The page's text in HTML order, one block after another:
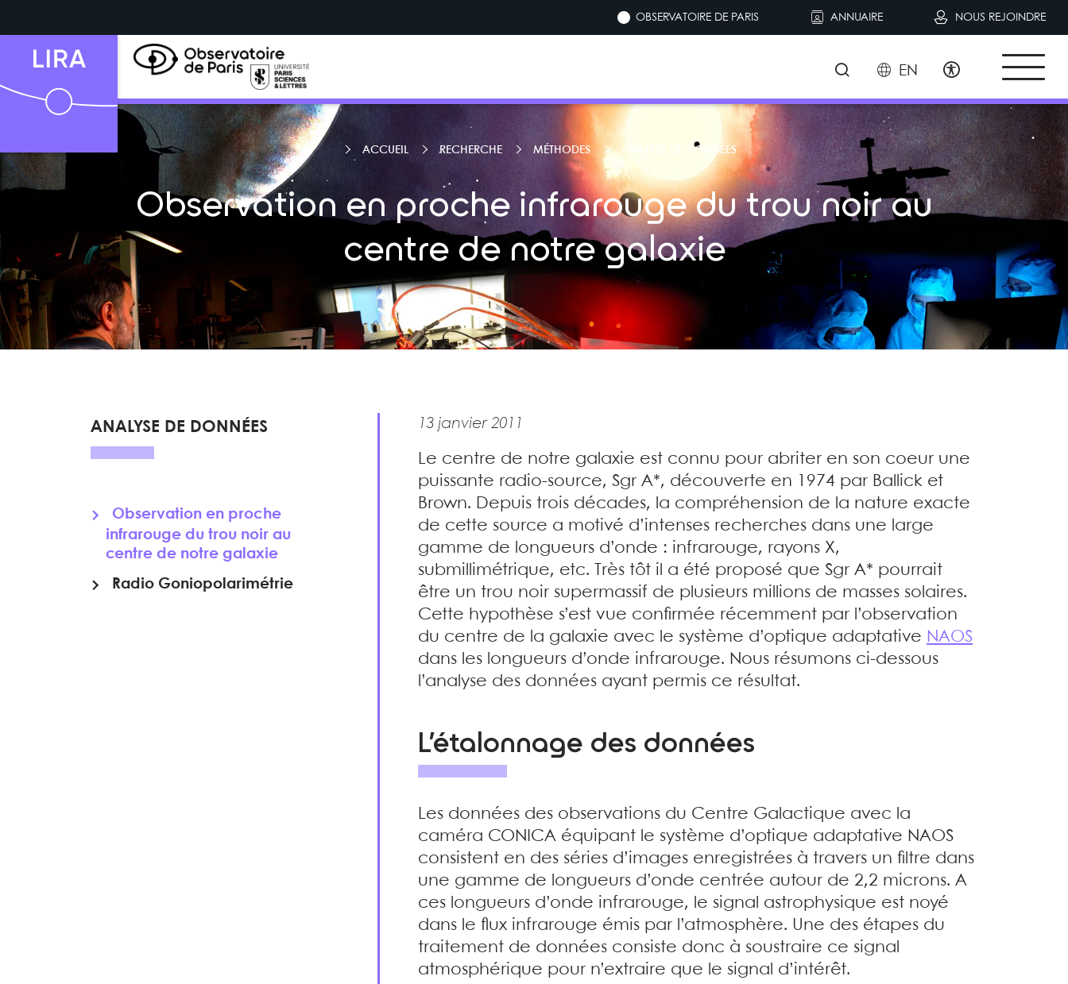
OBSERVATOIRE DE PARIS ANNUAIRE NOUS REJOINDRE
EN
ACCUEIL RECHERCHE MÉTHODES ANALYSE DE DONNÉES
Observation en proche infrarouge du trou noir au
centre de notre galaxie
13 janvier 2011
Le centre de notre galaxie est connu pour abriter en son coeur une
puissante radio-source, Sgr A*, découverte en 1974 par Ballick et
Brown. Depuis trois décades, la compréhension de la nature exacte
de cette source a motivé d’intenses recherches dans une large
gamme de longueurs d’onde : infrarouge, rayons X,
submillimétrique, etc. Très tôt il a été proposé que Sgr A* pourrait
être un trou noir supermassif de plusieurs millions de masses solaires.
Cette hypothèse s’est vue confirmée récemment par l’observation
du centre de la galaxie avec le système d’optique adaptative NAOS
dans les longueurs d’onde infrarouge. Nous résumons ci-dessous
l’analyse des données ayant permis ce résultat.
L’étalonnage des données
Les données des observations du Centre Galactique avec la
caméra CONICA équipant le système d’optique adaptative NAOS
consistent en des séries d’images enregistrées à travers un filtre dans
une gamme de longueurs d’onde centrée autour de 2,2 microns. A
ces longueurs d’onde infrarouge, le signal astrophysique est noyé
dans le flux infrarouge émis par l’atmosphère. Une des étapes du
traitement de données consiste donc à soustraire ce signal
atmosphérique pour n’extraire que le signal d’intérêt.
ANALYSE DE DONNÉES
Observation en proche
infrarouge du trou noir au
centre de notre galaxie
Radio Goniopolarimétrie